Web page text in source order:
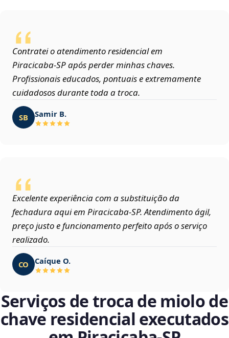
Contratei o atendimento residencial em
Piracicaba‑SP após perder minhas chaves.
Profissionais educados, pontuais e extremamente
cuidadosos durante toda a troca.
SB Samir B.
Excelente experiência com a substituição da
fechadura aqui em Piracicaba‑SP. Atendimento ágil,
preço justo e funcionamento perfeito após o serviço
realizado.
CO Caíque O.
Serviços de troca de miolo de
chave residencial executados